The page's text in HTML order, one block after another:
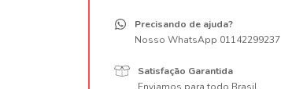
Precisando de ajuda?
Nosso WhatsApp 01142299237
Satisfação Garantida
Enviamos para todo Brasil